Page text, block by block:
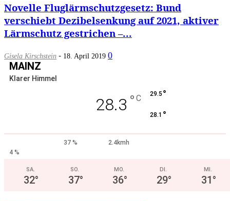
Novelle Fluglärmschutzgesetz: Bund
verschiebt Dezibelsenkung auf 2021, aktiver
Lärmschutz gestrichen –...
Gisela Kirschstein - 18. April 2019 0
MAINZ
Klarer Himmel
28.3 ° C 29.5 °
28.1 °
37 %
2.4kmh
4 %
SA.
32°
SO.
37°
MO.
36°
DI.
29°
MI.
31°